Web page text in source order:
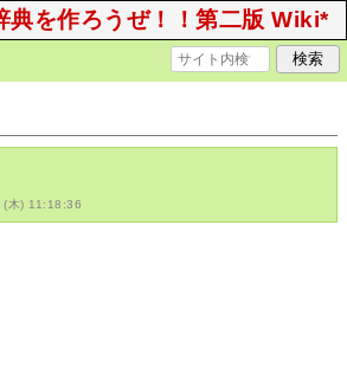
典を作ろうぜ！！第二版 Wiki*
木) 11:18:36